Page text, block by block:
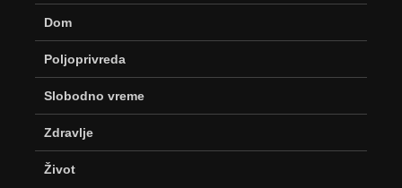
Dom
Poljoprivreda
Slobodno vreme
Zdravlje
Život